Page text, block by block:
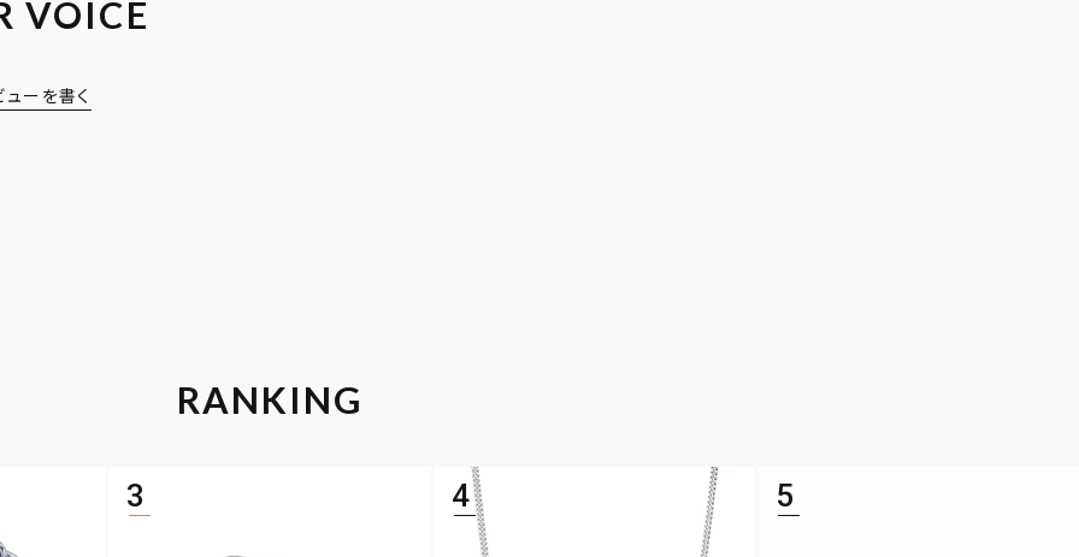
VOICE
ューを書く
RANKING